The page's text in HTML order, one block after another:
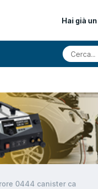
Hai già
0444 canister ca